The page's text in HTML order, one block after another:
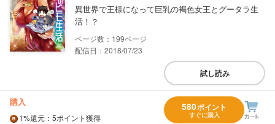
異世界で王様になって巨乳の褐色女王とグータラ生
活！？
199
配信日：2018/07/23
試し読み
購入
1%還元 ：5ポイント獲得
580ポイント
すぐに購入